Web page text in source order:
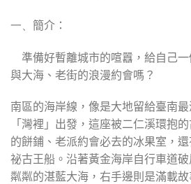
一、 簡介：
準備好暫離城市的喧囂，給自己
與大海、老街的浪漫約會嗎？
南區的海岸線，像是大地留給臺南
「灣裡」出發，這座被二仁溪環抱
的餅鋪、老派約會必去的冰果室，
祕古王船。沿著黃金海岸自行車道
粼粼的湛藍大海，右手邊則是滿載